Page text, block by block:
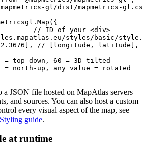
mapmetrics-gl/dist/mapmetrics-
Map ({
// ID of your <div>
styles/basic/
],
// [longitude, latitude],
top-down, 60 = 3D tilted
north-up, any value = rotated
a JSON file hosted on MapAtlas servers
and sources. You can also host a custom
every visual aspect of the map, see
guide.
at runtime